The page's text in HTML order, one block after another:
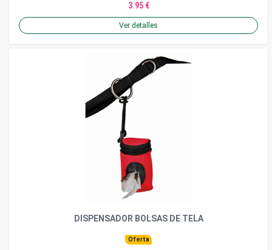
3.95 €
Ver detalles
DISPENSADOR BOLSAS DE TELA
Oferta